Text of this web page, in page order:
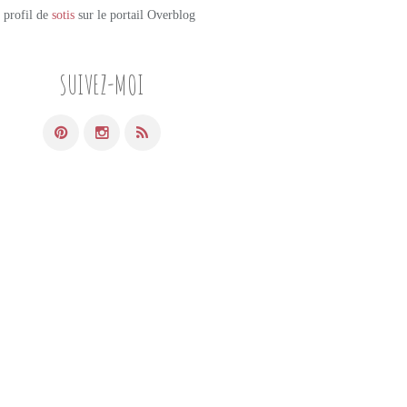
SUIVEZ-MOI
profil de sotis sur le portail Overblog